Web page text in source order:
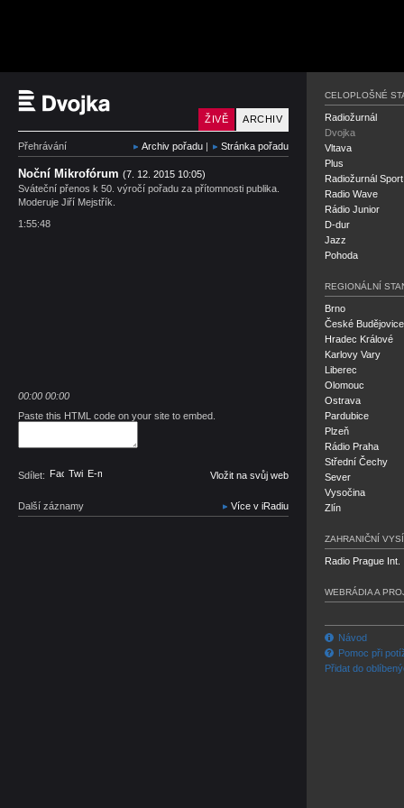
Český rozhlas Dvojka
ARCHIV
ŽIVĚ
Přehrávání Archiv pořadu | Stránka pořadu
Noční Mikrofórum (7. 12. 2015 10:05)
Sváteční přenos k 50. výročí pořadu za přítomnosti publika.
Moderuje Jiří Mejstřík.
1:55:48
00:00 00:00
Paste this HTML code on your site to embed.
Sdílet: Facebook
TwitterE-mail Vložit na svůj web
Další záznamy Více v iRadiu
CELOPLOŠNÉ
Radiožurnál
Dvojka
Vltava
Plus
Radiožurnál Sport
Radio Wave
Rádio Junior
D-dur
Jazz
Pohoda
REGIONÁLNÍ
Brno
České Budějovice
Hradec Králové
Karlovy Vary
Liberec
Olomouc
Ostrava
Pardubice
Plzeň
Rádio Praha
Střední Čechy
Sever
Vysočina
Zlín
ZAHRANIČNÍ
Radio Prague Int.
WEBRÁDIA A
Návod
Pomoc při
Přidat do